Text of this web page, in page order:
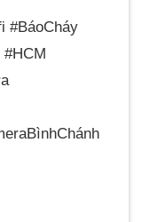
#BáoCháy
#HCM